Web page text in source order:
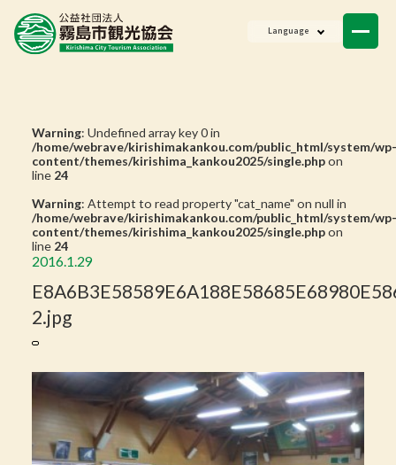
Language
Warning: Undefined array key 0 in
/home/webrave/kirishimakankou.com/public_html/system/wp-
content/themes/kirishima_kankou2025/single.phpon
line 24
Warning: Attempt to read property "cat_name" on null in
/home/webrave/kirishimakankou.com/public_html/system/wp-
content/themes/kirishima_kankou2025/single.phpon
line 24
2016.1.29
2.jpg